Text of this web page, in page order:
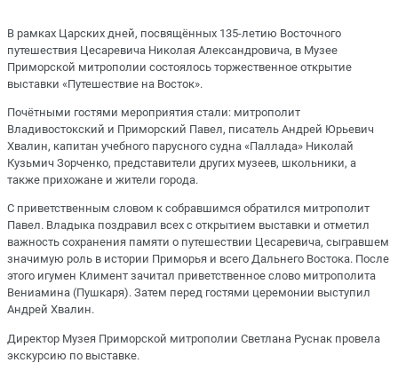
В рамках Царских дней, посвящённых 135-летию Восточного
путешествия Цесаревича Николая Александровича, в Музее
Приморской митрополии состоялось торжественное открытие
выставки «Путешествие на Восток».
Почётными гостями мероприятия стали: митрополит
Владивостокский и Приморский Павел, писатель Андрей Юрьевич
Хвалин, капитан учебного парусного судна «Паллада» Николай
Кузьмич Зорченко, представители других музеев, школьники, а
также прихожане и жители города.
С приветственным словом к собравшимся обратился митрополит
Павел. Владыка поздравил всех с открытием выставки и отметил
важность сохранения памяти о путешествии Цесаревича, сыгравшем
значимую роль в истории Приморья и всего Дальнего Востока. После
этого игумен Климент зачитал приветственное слово митрополита
Вениамина (Пушкаря). Затем перед гостями церемонии выступил
Андрей Хвалин.
Директор Музея Приморской митрополии Светлана Руснак провела
экскурсию по выставке.